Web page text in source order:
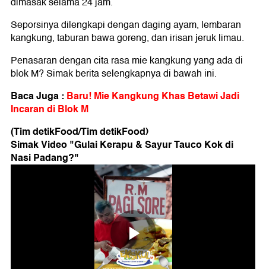
Seporsinya dilengkapi dengan daging ayam, lembaran
kangkung, taburan bawa goreng, dan irisan jeruk limau.
Penasaran dengan cita rasa mie kangkung yang ada di
blok M? Simak berita selengkapnya di bawah ini.
Baca Juga :Baru! Mie Kangkung Khas Betawi Jadi
Incaran di Blok M
(Tim detikFood/Tim detikFood)
Simak Video "Gulai Kerapu & Sayur Tauco Kok di
Nasi Padang?"